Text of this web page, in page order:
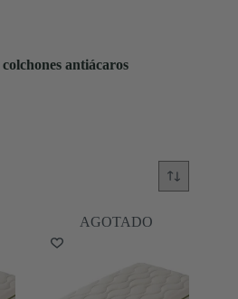
colchones antiácaros
AGOTADO